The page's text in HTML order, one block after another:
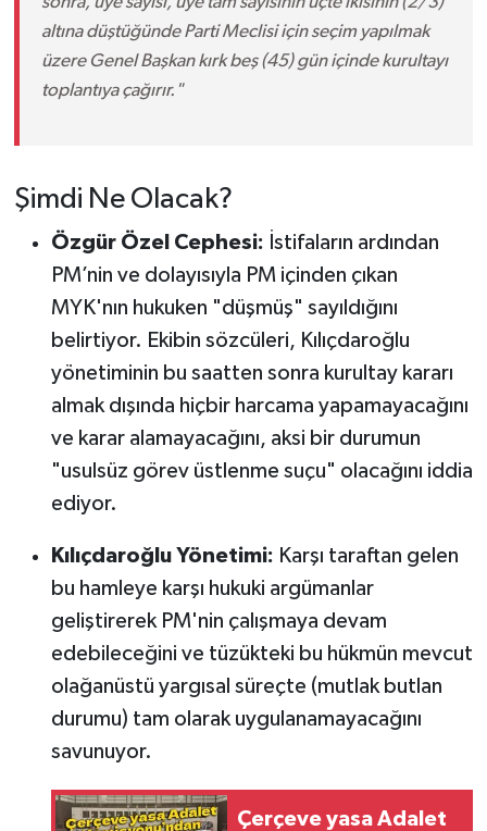
altına düştüğünde Parti Meclisi için seçim yapılmak
üzere Genel Başkan kırk beş (45) gün içinde kurultayı
toplantıya çağırır."
Şimdi Ne Olacak?
Özgür Özel Cephesi: İstifaların ardından
PM’nin ve dolayısıyla PM içinden çıkan
MYK'nın hukuken "düşmüş" sayıldığını
belirtiyor. Ekibin sözcüleri, Kılıçdaroğlu
yönetiminin bu saatten sonra kurultay kararı
almak dışında hiçbir harcama yapamayacağını
ve karar alamayacağını, aksi bir durumun
"usulsüz görev üstlenme suçu" olacağını iddia
ediyor.
Kılıçdaroğlu Yönetimi: Karşı taraftan gelen
bu hamleye karşı hukuki argümanlar
geliştirerek PM'nin çalışmaya devam
edebileceğini ve tüzükteki bu hükmün mevcut
olağanüstü yargısal süreçte (mutlak butlan
durumu) tam olarak uygulanamayacağını
savunuyor.
Çerçeve yasa Adalet